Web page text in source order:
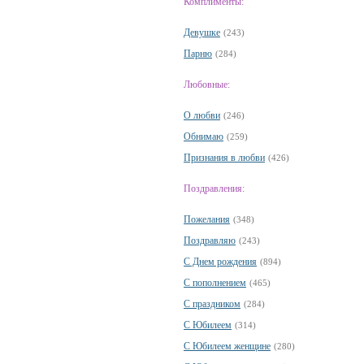
Девушке (243)
Парню (284)
Любовные:
О любви (246)
Обнимаю (259)
Признания в любви (426)
Поздравления:
Пожелания (348)
Поздравляю (243)
С Днем рождения (894)
С пополнением (465)
С праздником (284)
С Юбилеем (314)
С Юбилеем женщине (280)